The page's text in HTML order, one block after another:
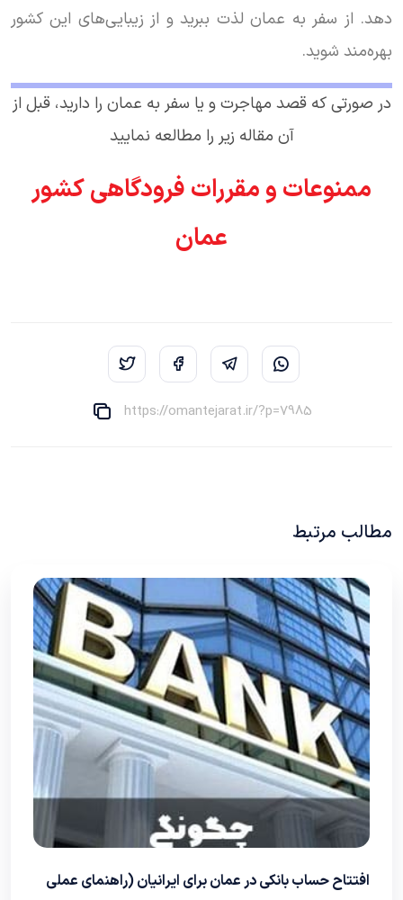
دهد. از سفر به عمان لذت ببرید و از زیبایی‌های این کشور
بهره‌مند شوید.
در صورتی که قصد مهاجرت و یا سفر به عمان را دارید، قبل از
آن مقاله زیر را مطالعه نمایید
ممنوعات و مقررات فرودگاهی کشور
عمان
https://omantejarat.ir/?p=7985
مطالب مرتبط
افتتاح حساب بانکی در عمان برای ایرانیان (راهنمای عملی